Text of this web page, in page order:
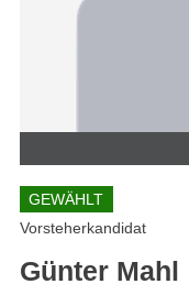
GEWÄHLT
Vorsteherkandidat
Günter Mahl